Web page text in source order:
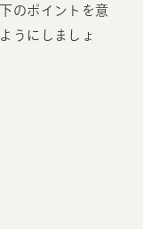
のポイントを意
うにしましょ